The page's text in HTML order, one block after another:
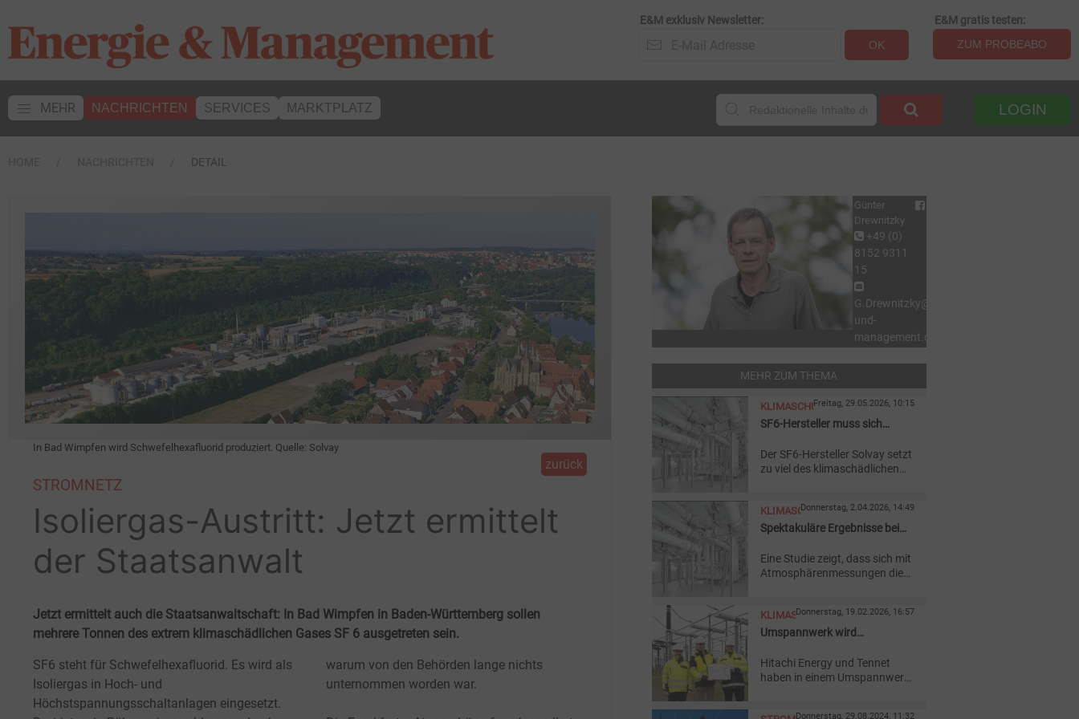
E&M exklusiv Newsletter:
OK
E&M gratis testen:
ZUM PROBEABO
MEHR NACHRICHTEN SERVICES MARKTPLATZ LOGIN
DETAIL
In Bad Wimpfen wird Schwefelhexafluorid produziert. Quelle: Solvay
zurück
STROMNETZ
Isoliergas-Austritt: Jetzt ermittelt
der Staatsanwalt
Jetzt ermittelt auch die Staatsanwaltschaft: In Bad Wimpfen in Baden-Württemberg sollen
mehrere Tonnen des extrem klimaschädlichen Gases SF 6 ausgetreten sein.
SF6 steht für Schwefelhexafluorid. Es wird als
Isoliergas in Hoch- und
Höchstspannungsschaltanlagen eingesetzt.
warum von den Behörden lange nichts
unternommen worden war.
Günter
Drewnitzky
+49 (0)
8152 9311
15
G.Drewnitzky@energie-
und-
management.de
MEHR ZUM THEMA
KLIMASCHUTZFreitag, 29.05.2026, 10:15
SF6-Hersteller muss sich
lassen
Der SF6-Hersteller Solvay setzt
zu viel des klimaschädlichen
Württemberg setzt deshalb die
strenge Überwachung der
KLIMASCHUTZDonnerstag, 2.04.2026, 14:49
Spektakuläre Ergebnisse bei
Eine Studie zeigt, dass sich mit
Atmosphärenmessungen die
lokalisieren lassen. Eine
massive SF6-Quelle hat schon
KLIMASCHUTZDonnerstag, 19.02.2026, 16:57
Umspannwerk wird
Hitachi Energy und Tennet
haben in einem Umspannwerk
Donnerstag, 29.08.2024, 11:32